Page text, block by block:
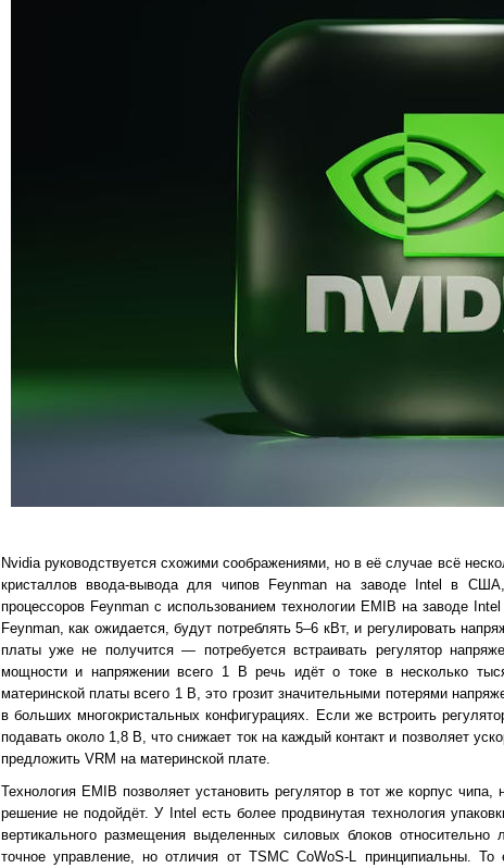
Nvidia руководствуется схожими соображениями, но в её случае всё
кристаллов ввода-вывода для чипов Feynman на заводе Intel в США,
процессоров Feynman с использованием технологии EMIB на заводе
Feynman, как ожидается, будут потреблять 5–6 кВт, и регулировать
платы уже не получится — потребуется встраивать регулятор
мощности и напряжении всего 1 В речь идёт о токе в несколько
материнской платы всего 1 В, это грозит значительными потерями
в больших многокристальных конфигурациях. Если же встроить
подавать около 1,8 В, что снижает ток на каждый контакт и позволяет
предложить VRM на материнской плате.
Технология EMIB позволяет установить регулятор в тот же корпус
решение не подойдёт. У Intel есть более продвинутая технология
вертикального размещения выделенных силовых блоков
точное управление, но отличия от TSMC CoWoS-L принципиальны.